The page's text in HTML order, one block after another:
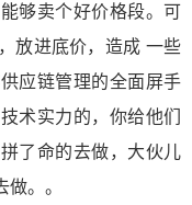
够卖个好价格段。可
放进底价，造成 一些
应链管理的全面屏手
术实力的，你给他们
了命的去做，大伙儿
。。